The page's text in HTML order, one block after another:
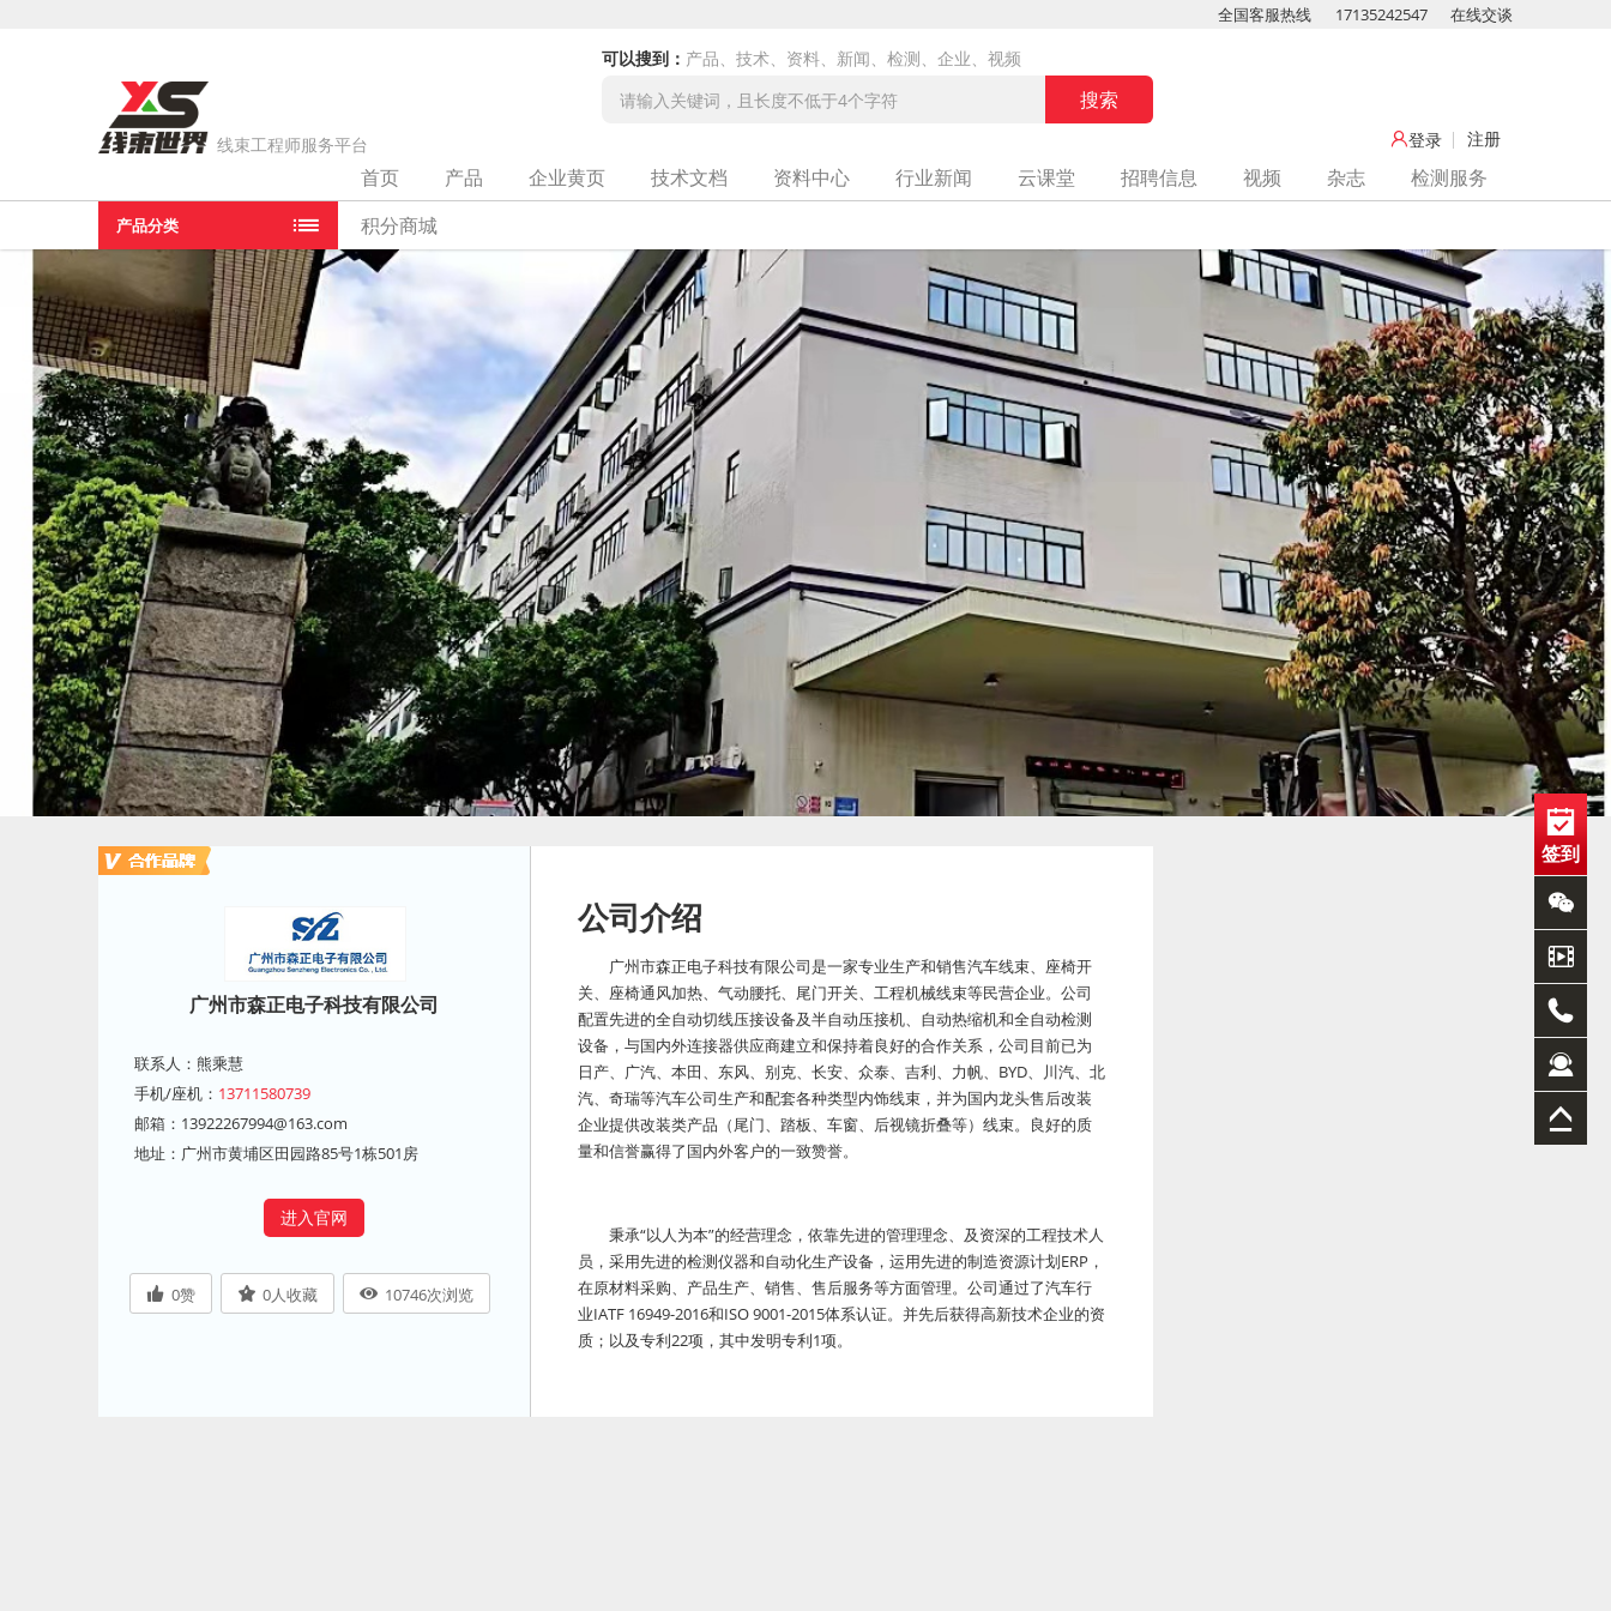
线束工程师服务平台
可以搜到： 产品、技术、资料、新闻、检测、企业、视频
全国客服热线 17135242547 在线交谈
登录 注册
产品分类
首页 产品 企业黄页 技术文档 资料中心 行业新闻 云课堂 招聘信息 视频 杂志
检测服务
积分商城
当前位置： 线束厂家 >广州市森正电子科技有限公司
广州市森正电子科技有限公司
联系人：熊乘慧
手机/座机： 13711580739
邮箱： 13922267994@163.com
地址：广州市黄埔区田园路85号1栋501房
进入官网
0赞 0人收藏 10746次浏览
公司介绍
广州市森正电子科技有限公司是一家专业生产和销售汽车线束、座椅开
关、座椅通风加热、气动腰托、尾门开关、工程机械线束等民营企业。公司
配置先进的全自动切线压接设备及半自动压接机、自动热缩机和全自动检测
设备，与国内外连接器供应商建立和保持着良好的合作关系，公司目前已为
日产、广汽、本田、东风、别克、长安、众泰、吉利、力帆、BYD、川汽、北
汽、奇瑞等汽车公司生产和配套各种类型内饰线束，并为国内龙头售后改装
企业提供改装类产品（尾门、踏板、车窗、后视镜折叠等）线束。良好的质
量和信誉赢得了国内外客户的一致赞誉。
秉承“以人为本”的经营理念，依靠先进的管理理念、及资深的工程技术人
员，采用先进的检测仪器和自动化生产设备，运用先进的制造资源计划ERP，
在原材料采购、产品生产、销售、售后服务等方面管理。公司通过了汽车行
业IATF 16949-2016和ISO 9001-2015体系认证。并先后获得高新技术企业的资
质；以及专利22项，其中发明专利1项。
签到